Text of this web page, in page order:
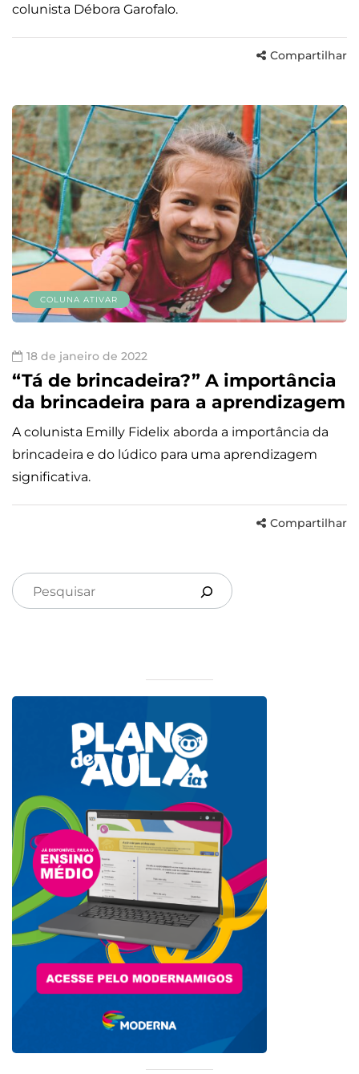
colunista Débora Garofalo.
Compartilhar
COLUNA ATIVAR
18 de janeiro de 2022
“Tá de brincadeira?” A importância
da brincadeira para a aprendizagem
A colunista Emilly Fidelix aborda a importância da
brincadeira e do lúdico para uma aprendizagem
significativa.
Compartilhar